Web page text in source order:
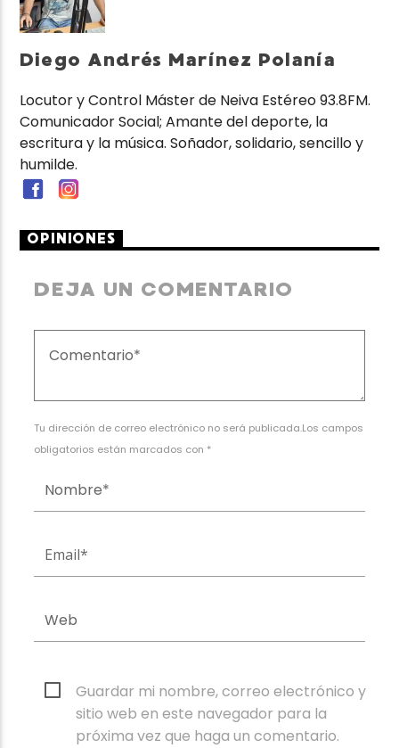
Diego Andrés Marínez Polanía
Locutor y Control Máster de Neiva Estéreo 93.8FM.
Comunicador Social; Amante del deporte, la
escritura y la música. Soñador, solidario, sencillo y
humilde.
OPINIONES
DEJA UN COMENTARIO
Tu dirección de correo electrónico no será publicada.Los campos
obligatorios están marcados con *
Guardar mi nombre, correo electrónico y
sitio web en este navegador para la
próxima vez que haga un comentario.